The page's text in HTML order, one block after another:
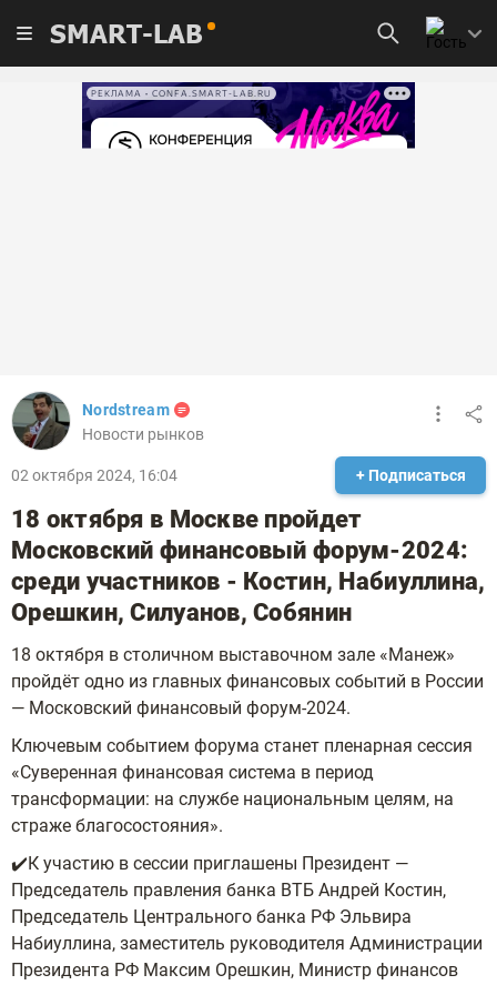
SMART-LAB
РЕКЛАМА • CONFA.SMART-LAB.RU
Nordstream
Новости рынков
02 октября 2024, 16:04 + Подписаться
18 октября в Москве пройдет
Московский финансовый форум-2024:
среди участников - Костин, Набиуллина,
Орешкин, Силуанов, Собянин
18 октября в столичном выставочном зале «Манеж»
пройдёт одно из главных финансовых событий в России
— Московский финансовый форум-2024.
Ключевым событием форума станет пленарная сессия
«Суверенная финансовая система в период
трансформации: на службе национальным целям, на
страже благосостояния».
✔️К участию в сессии приглашены Президент —
Председатель правления банка ВТБ Андрей Костин,
Председатель Центрального банка РФ Эльвира
Набиуллина, заместитель руководителя Администрации
Президента РФ Максим Орешкин, Министр финансов